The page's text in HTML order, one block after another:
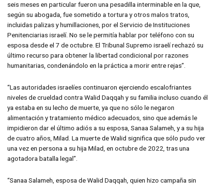
seis meses en particular fueron una pesadilla interminable en la que,
según su abogada, fue sometido a tortura y otros malos tratos,
incluidas palizas y humillaciones, por el Servicio de Instituciones
Penitenciarias israelí. No se le permitía hablar por teléfono con su
esposa desde el 7 de octubre. El Tribunal Supremo israelí rechazó su
último recurso para obtener la libertad condicional por razones
humanitarias, condenándolo en la práctica a morir entre rejas”.
“Las autoridades israelíes continuaron ejerciendo escalofriantes
niveles de crueldad contra Walid Daqqah y su familia incluso cuando él
ya estaba en su lecho de muerte, ya que no sólo le negaron
alimentación y tratamiento médico adecuados, sino que además le
impidieron dar el último adiós a su esposa, Sanaa Salameh, y a su hija
de cuatro años, Milad. La muerte de Walid significa que sólo pudo ver
una vez en persona a su hija Milad, en octubre de 2022, tras una
agotadora batalla legal”.
“Sanaa Salameh, esposa de Walid Daqqah, quien hizo campaña sin